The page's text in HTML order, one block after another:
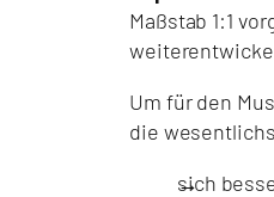
Maßstab 1:1
Um für den
die
sich